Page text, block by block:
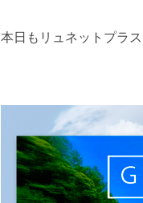
本日もリュネットプラ